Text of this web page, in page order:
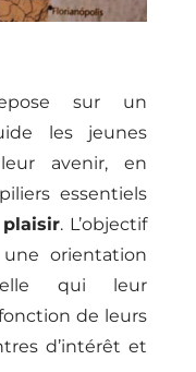
sur un
les jeunes
avenir, en
essentiels
. L’objectif
orientation
qui leur
de leurs
d’intérêt et